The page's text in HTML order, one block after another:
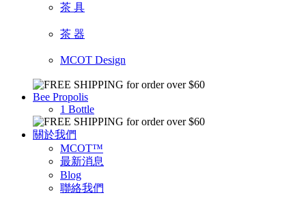
茶 具
茶 器
MCOT Design
Bee Propolis
1 Bottle
關於我們
MCOT™
最新消息
Blog
聯絡我們